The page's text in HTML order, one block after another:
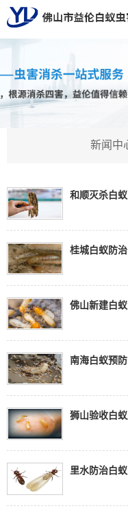
新闻中
和顺灭杀白
桂城白蚁防
佛山新建白
南海白蚁预
狮山验收白
里水防治白